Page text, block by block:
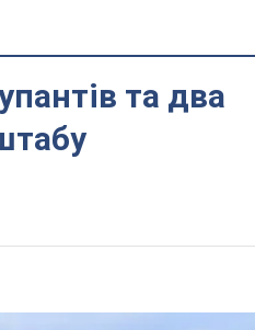
та два